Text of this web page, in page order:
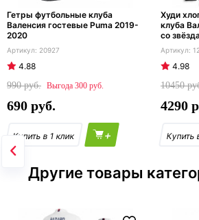
Гетры футбольные клуба
Валенсия гостевые Puma 2019-
2020
20927
4.88
990
300
690
+
Худи
клуба
со
4.98
10450
4290
Другие товары